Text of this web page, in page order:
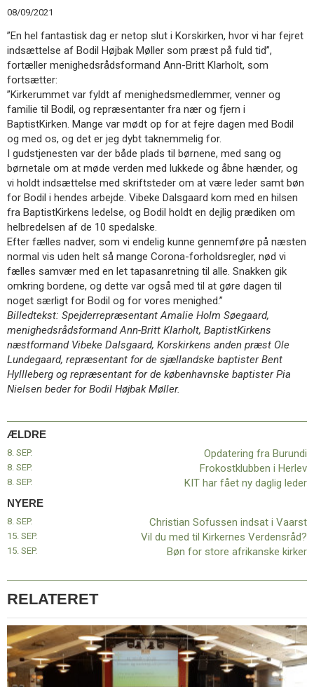
11.0:
Kalender
13.0:
Værktøjskassen
14.0:
Mission
15.0:
Om
BaptistKirken
16.0:
Kontakt
Næste
indlæg:
Christian
Sofussen
indsat
Vaarst
Forrige
indlæg:
Opdatering
Burundi
08/09/2021
”En hel fantastisk dag er netop slut i Korskirken, hvor vi har fejret
indsættelse af Bodil Højbak Møller som præst på fuld tid”,
fortæller menighedsrådsformand Ann-Britt Klarholt, som
fortsætter:
”Kirkerummet var fyldt af menighedsmedlemmer, venner og
familie til Bodil, og repræsentanter fra nær og fjern i
BaptistKirken. Mange var mødt op for at fejre dagen med Bodil
og med os, og det er jeg dybt taknemmelig for.
I gudstjenesten var der både plads til børnene, med sang og
børnetale om at møde verden med lukkede og åbne hænder, og
vi holdt indsættelse med skriftsteder om at være leder samt bøn
for Bodil i hendes arbejde. Vibeke Dalsgaard kom med en hilsen
fra BaptistKirkens ledelse, og Bodil holdt en dejlig prædiken om
helbredelsen af de 10 spedalske.
Efter fælles nadver, som vi endelig kunne gennemføre på næsten
normal vis uden helt så mange Corona-forholdsregler, nød vi
fælles samvær med en let tapasanretning til alle. Snakken gik
omkring bordene, og dette var også med til at gøre dagen til
noget særligt for Bodil og for vores menighed.”
Billedtekst: Spejderrepræsentant Amalie Holm Søegaard,
menighedsrådsformand Ann-Britt Klarholt, BaptistKirkens
næstformand Vibeke Dalsgaard, Korskirkens anden præst Ole
Lundegaard, repræsentant for de sjællandske baptister Bent
Hyllleberg og repræsentant for de københavnske baptister Pia
Nielsen beder for Bodil Højbak Møller.
ÆLDRE
8. SEP. Opdatering fra Burundi
8. SEP. Frokostklubben i Herlev
8. SEP. KIT har fået ny daglig leder
NYERE
Christian Sofussen indsat i Vaarst
8. SEP.
Vil du med til Kirkernes Verdensråd?
15. SEP.
Bøn for store afrikanske kirker
15. SEP.
RELATERET